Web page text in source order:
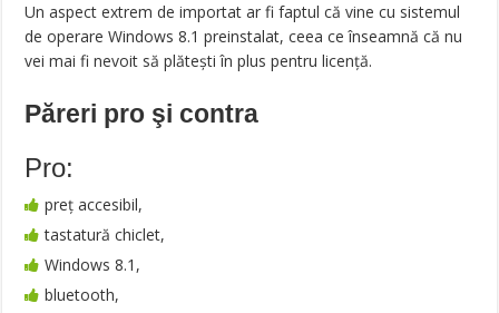
Un aspect extrem de importat ar fi faptul că vine cu sistemul
de operare Windows 8.1 preinstalat, ceea ce înseamnă că nu
vei mai fi nevoit să plătești în plus pentru licență.
Păreri pro şi contra
Pro:
preț accesibil,
tastatură chiclet,
Windows 8.1,
bluetooth,